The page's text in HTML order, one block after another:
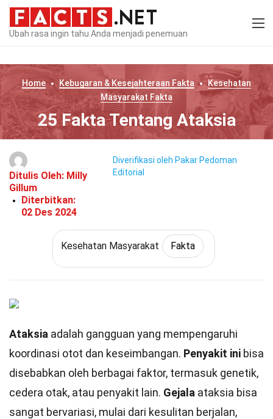
Ubah rasa ingin tahu Anda menjadi penemuan
Home Kebugaran & Kesejahteraan Fakta
Kesehatan
Masyarakat Fakta
25 Fakta Tentang Ataksia
Ditulis Oleh: Milly
Gillum
Diterbitkan:
02 Des 2024
Diverifikasi oleh Pakar Pedoman
Editorial
Kesehatan Masyarakat Fakta
Ataksia adalah gangguan yang mempengaruhi
koordinasi otot dan keseimbangan. Penyakit ini bisa
disebabkan oleh berbagai faktor, termasuk genetik,
cedera otak, atau penyakit lain. Gejala ataksia bisa
sangat bervariasi, mulai dari kesulitan berjalan,